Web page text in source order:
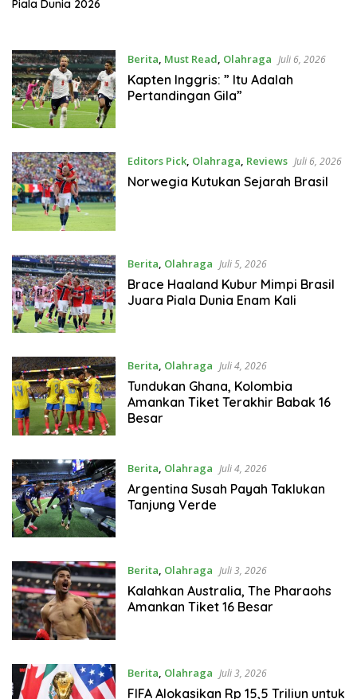
Piala Dunia 2026
Berita, Must Read, Olahraga Juli 6, 2026
Kapten Inggris: ” Itu Adalah
Pertandingan Gila”
Editors Pick, Olahraga, Reviews Juli 6, 2026
Norwegia Kutukan Sejarah Brasil
Berita, Olahraga Juli 5, 2026
Brace Haaland Kubur Mimpi Brasil
Juara Piala Dunia Enam Kali
Berita, Olahraga Juli 4, 2026
Tundukan Ghana, Kolombia
Amankan Tiket Terakhir Babak 16
Besar
Berita, Olahraga Juli 4, 2026
Argentina Susah Payah Taklukan
Tanjung Verde
Berita, Olahraga Juli 3, 2026
Kalahkan Australia, The Pharaohs
Amankan Tiket 16 Besar
Berita, Olahraga Juli 3, 2026
FIFA Alokasikan Rp 15,5 Triliun untuk